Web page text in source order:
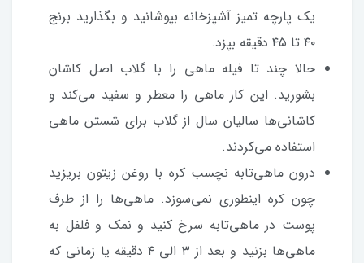
یک پارچه تمیز آشپزخانه بپوشانید و بگذارید برنج
۴۰ تا ۴۵ دقیقه بپزد.
حالا چند تا فیله ماهی را با گلاب اصل کاشان
بشورید. این کار ماهی را معطر و سفید می‌کند و
کاشانی‌ها سالیان سال از گلاب برای شستن ماهی
استفاده می‌کردند.
درون ماهی‌تابه نچسب کره با روغن زیتون بریزید
چون کره اینطوری نمی‌سوزد. ماهی‌ها را از طرف
پوست در ماهی‌تابه سرخ کنید و نمک و فلفل به
ماهی‌ها بزنید و بعد از ۳ الی ۴ دقیقه یا زمانی که